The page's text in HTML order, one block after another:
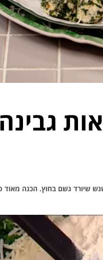
שיורד גשם בחוץ. הכנה מאוד